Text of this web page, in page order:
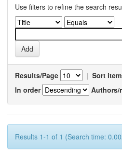
Use filters to refine the search
Results/Page | Sort
In order
Authors/
Results 1-1 of 1 (Search time: